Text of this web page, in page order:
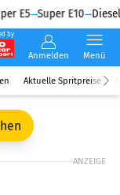
E5 Super E10 Diesel
by
Anmelden Menü
Aktuelle Spritpreise
ANZEIGE